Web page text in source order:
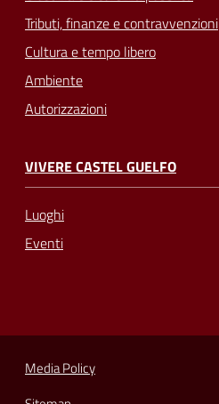
Tributi, finanze e contravvenzioni
Cultura e tempo libero
Ambiente
Autorizzazioni
VIVERE CASTEL GUELFO
Luoghi
Eventi
Media Policy